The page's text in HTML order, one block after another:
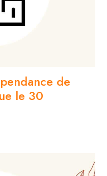
de
le 30